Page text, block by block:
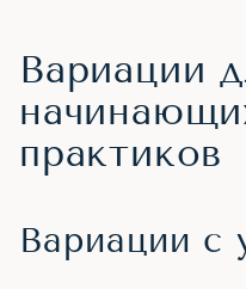
Вариации
практиков
Вариации с